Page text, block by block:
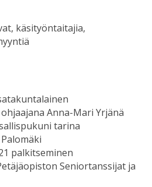
käsityöntaitajia,
Anna-Mari Yrjänä
tarina
palkitseminen
Seniortanssijat ja